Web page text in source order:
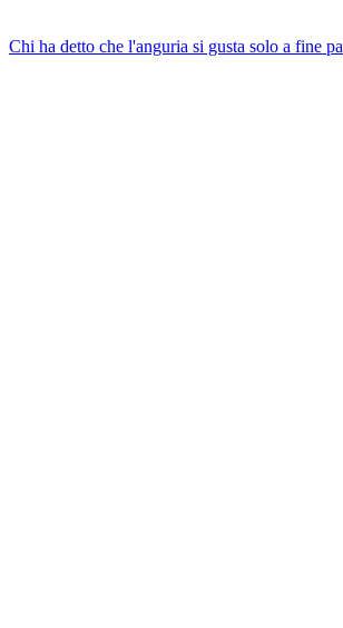
Chi ha detto che l'anguria si gusta solo a fine pa